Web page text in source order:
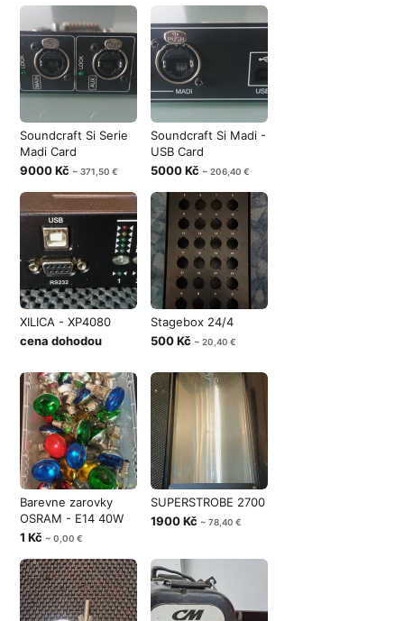
Soundcraft Si Serie
Madi Card
9000 Kč ~ 371,50 €
Soundcraft Si Madi -
USB Card
5000 Kč ~ 206,40 €
XILICA - XP4080
cena dohodou
Stagebox 24/4
500 Kč ~ 20,40 €
Barevne zarovky
OSRAM - E14 40W
1 Kč ~ 0,00 €
SUPERSTROBE 2700
1900 Kč ~ 78,40 €